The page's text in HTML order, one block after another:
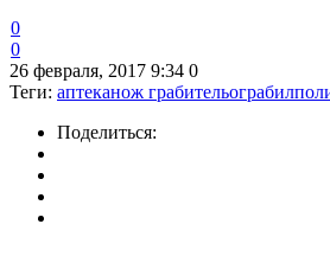
0
0
26 февраля, 2017 9:34 0
Теги: аптеканож грабительограбил
Поделиться: